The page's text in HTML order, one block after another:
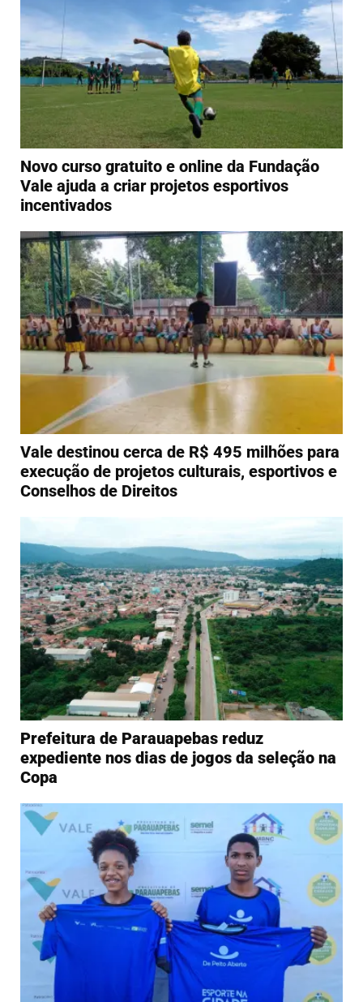
Novo curso gratuito e online da Fundação
Vale ajuda a criar projetos esportivos
incentivados
Vale destinou cerca de R$ 495 milhões para
execução de projetos culturais, esportivos e
Conselhos de Direitos
Prefeitura de Parauapebas reduz
expediente nos dias de jogos da seleção na
Copa